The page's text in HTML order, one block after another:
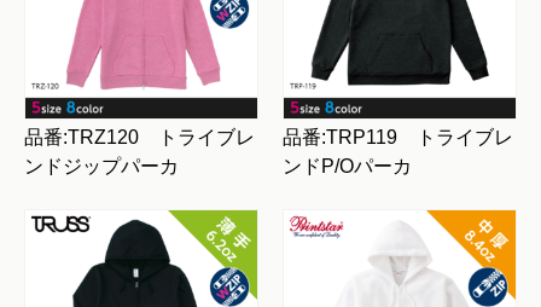
品番:TRZ120 トライブレ
ンドジップパーカ
品番:TRP119 トライブレ
ンドP/Oパーカ